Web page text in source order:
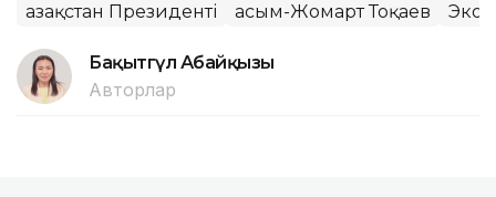
Қазақстан Президенті Қасым-Жомарт Тоқаев
Бақытгүл Абайқызы
Авторлар